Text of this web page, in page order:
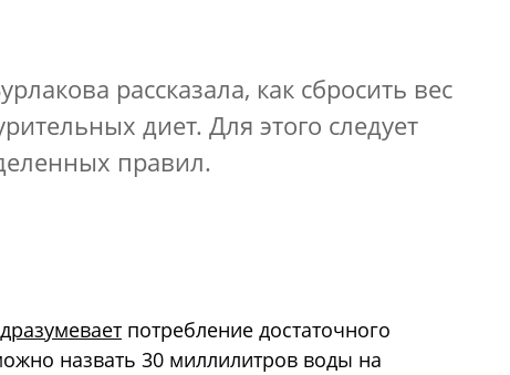
рассказала, как сбросить вес
диет. Для этого следует
правил.
потребление достаточного
назвать 30 миллилитров воды на